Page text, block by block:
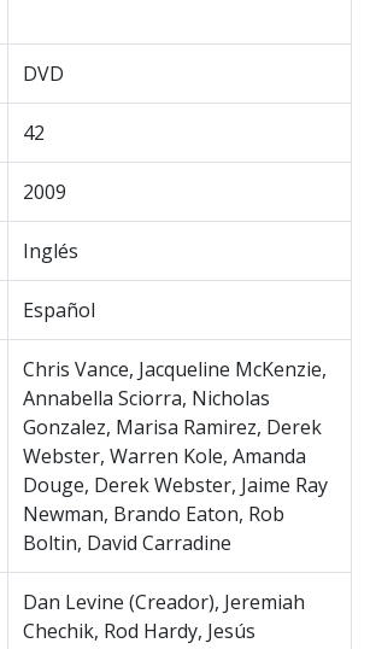
DVD
42
2009
Inglés
Español
Chris Vance, Jacqueline McKenzie,
Annabella Sciorra, Nicholas
Gonzalez, Marisa Ramirez, Derek
Webster, Warren Kole, Amanda
Douge, Derek Webster, Jaime Ray
Newman, Brando Eaton, Rob
Boltin, David Carradine
Dan Levine (Creador), Jeremiah
Chechik, Rod Hardy, Jesús